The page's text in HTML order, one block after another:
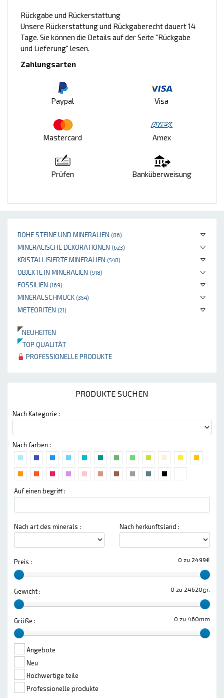
ROHE STEINE UND MINERALIEN (86)
MINERALISCHE DEKORATIONEN (623)
KRISTALLISIERTE MINERALIEN (548)
OBJEKTE IN MINERALIEN (918)
FOSSILIEN (169)
MINERALSCHMUCK (354)
METEORITEN (21)
NEUHEITEN
TOP QUALITÄT
PROFESSIONELLE PRODUKTE
PRODUKTE SUCHEN
Nach Kategorie :
Nach farben :
Auf einen begriff :
Nach art des minerals : Nach herkunftsland :
0 zu 2499€
Preis :
0 zu 24620gr.
Gewicht :
0 zu 460mm
Größe :
Angebote
Neu
Hochwertige teile
Professionelle produkte
Rückgabe und Rückerstattung
Unsere Rückerstattung und Rückgaberecht dauert 14
Tage. Sie können die Details auf der Seite "Rückgabe
und Lieferung" lesen.
Zahlungsarten
Paypal Visa
Mastercard Amex
Prüfen Banküberweisung